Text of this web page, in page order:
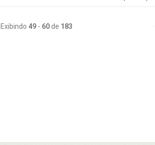
Exibindo 49- 60de 183